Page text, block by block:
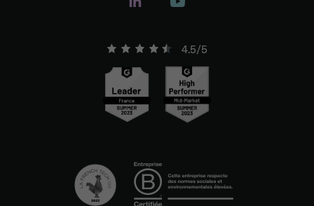
4.5/5